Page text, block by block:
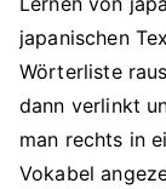
japanischen
Wörterliste
dann verlinkt
man rechts in
Vokabel